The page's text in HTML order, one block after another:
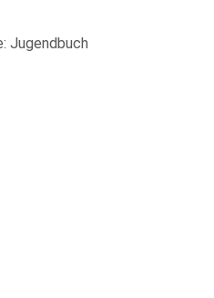
Jugendbuch